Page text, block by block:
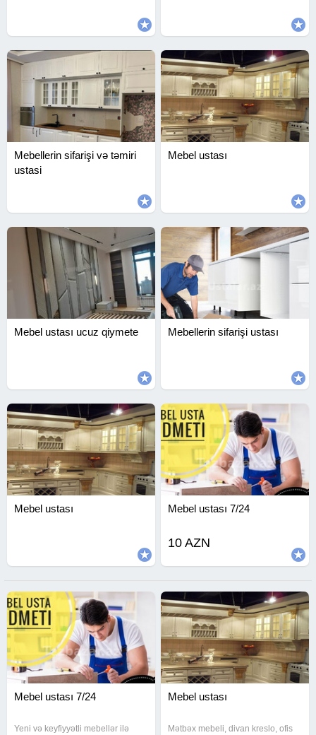
Mebellerin sifarişi və təmiri
ustasi
Mebel ustası
Mebel ustası ucuz qiymete Mebellerin sifarişi ustası
Mebel ustası Mebel ustası 7/24
10 AZN
Mebel ustası 7/24
Yeni və keyfiyyətli mebellər ilə
Mebel ustası
Mətbəx mebeli, divan kreslo, ofis